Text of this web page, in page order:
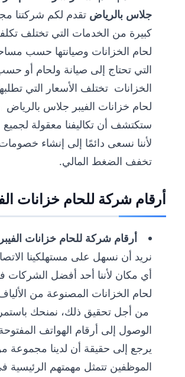
جلاس بالرياض تقدم لكم شركتنا
كبيرة من الخدمات التي تختلف
لحام الخزانات وصيانتها حسب
التي تحتاج إلى صيانة ولحام أو
الخزانات تختلف الأسعار التي
لحام خزانات الفيبر جلاس
ستكتشف أن تكاليفنا معقولة لجميع
لأننا نسعى دائمًا إلى إنشاء
تخفف الضغط المالي.
أرقام شركة للحام خزانات
أرقام شركة للحام خزانات
نريد أن نسهل على مستهلكينا
أي مكان لأننا أحد أفضل الشركات
لحام الخزانات المصنوعة من
من أجل تحقيق ذلك، نمنحك
الوصول إلى أرقام الهواتف
يرجع إلى حقيقة أن لدينا مجموعة
الموظفين تتمثل مهمتهم الرئيسية